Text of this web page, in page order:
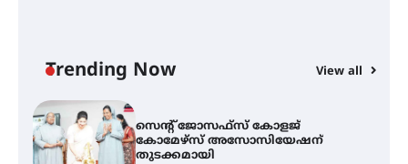
Trending Now View all
വെള്ളിയാഴ്ച സ്‌ക്രീൻ ചെയ്യുന്നു
സെന്റ് ജോസഫ്സ് കോളജ്
കോമേഴ്‌സ് അസോസിയേഷന്
തുടക്കമായി